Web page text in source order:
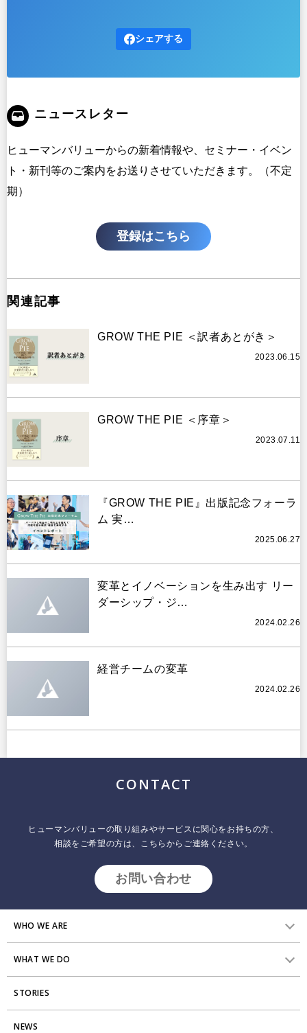
シェアする
ニュースレター
ヒューマンバリューからの新着情報や、セミナー・イベン
ト・新刊等のご案内をお送りさせていただきます。（不定
期）
登録はこちら
関連記事
GROW THE PIE ＜訳者あとがき＞
2023.06.15
GROW THE PIE ＜序章＞
2023.07.11
『GROW THE PIE』出版記念フォーラ
ム 実…
2025.06.27
変革とイノベーションを生み出す リー
ダーシップ・ジ…
2024.02.26
経営チームの変革
2024.02.26
CONTACT
ヒューマンバリューの取り組みやサービスに関心をお持ちの方、
相談をご希望の方は、こちらからご連絡ください。
お問い合わせ
WHO WE ARE
HVからのメッセージ
研究員紹介
アクセス
WHAT WE DO
組織変革
エンゲージメント向上支援
STORIES
Stories
NEWS